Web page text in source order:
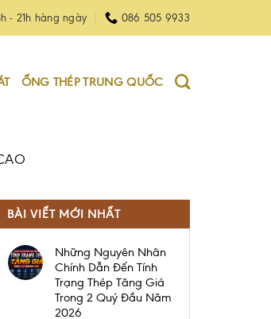
- 21h hàng ngày 086 505 9933
ỐNG THÉP TRUNG QUỐC
BÀI VIẾT MỚI NHẤT
Những Nguyên Nhân
Chính Dẫn Đến Tính
Trạng Thép Tăng Giá
Trong 2 Quý Đầu Năm
2026